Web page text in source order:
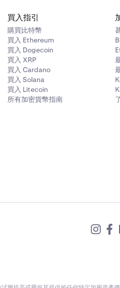
買入指引
購買比特幣
買入 Ethereum
買入 Dogecoin
買入 XRP
買入 Cardano
買入 Solana
買入 Litecoin
所有加密貨幣指南